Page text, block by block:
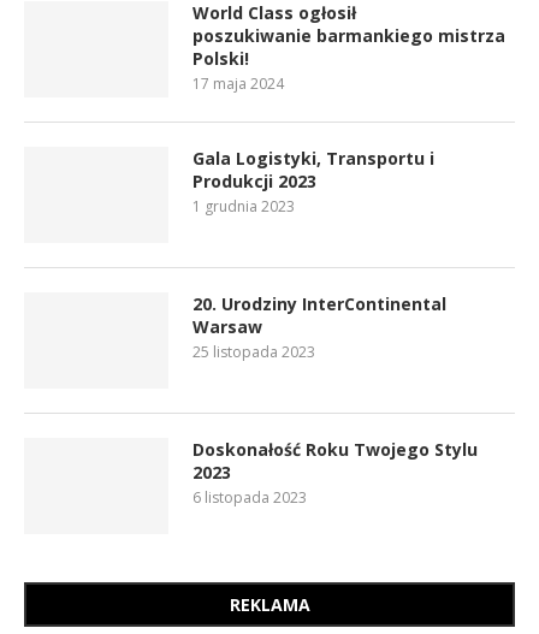
World Class ogłosił
poszukiwanie barmankiego mistrza
Polski!
17 maja 2024
Gala Logistyki, Transportu i
Produkcji 2023
1 grudnia 2023
20. Urodziny InterContinental
Warsaw
25 listopada 2023
Doskonałość Roku Twojego Stylu
2023
6 listopada 2023
REKLAMA